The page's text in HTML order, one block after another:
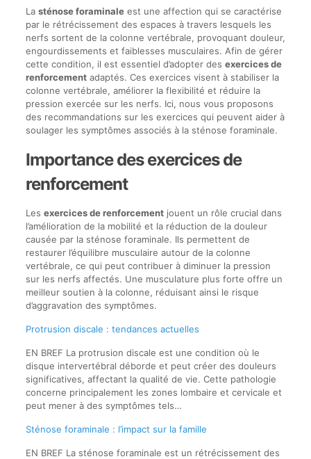
La sténose foraminaleest une affection qui se caractérise
par le rétrécissement des espaces à travers lesquels les
nerfs sortent de la colonne vertébrale, provoquant douleur,
engourdissements et faiblesses musculaires. Afin de gérer
cette condition, il est essentiel d’adopter des exercices de
renforcementadaptés. Ces exercices visent à stabiliser la
colonne vertébrale, améliorer la flexibilité et réduire la
pression exercée sur les nerfs. Ici, nous vous proposons
des recommandations sur les exercices qui peuvent aider à
soulager les symptômes associés à la sténose foraminale.
Importance des exercices de
renforcement
Les exercices de renforcementjouent un rôle crucial dans
l’amélioration de la mobilité et la réduction de la douleur
causée par la sténose foraminale. Ils permettent de
restaurer l’équilibre musculaire autour de la colonne
vertébrale, ce qui peut contribuer à diminuer la pression
sur les nerfs affectés. Une musculature plus forte offre un
meilleur soutien à la colonne, réduisant ainsi le risque
d’aggravation des symptômes.
Protrusion discale : tendances actuelles
EN BREF La protrusion discale est une condition où le
disque intervertébral déborde et peut créer des douleurs
significatives, affectant la qualité de vie. Cette pathologie
concerne principalement les zones lombaire et cervicale et
peut mener à des symptômes tels…
Sténose foraminale : l’impact sur la famille
EN BREF La sténose foraminale est un rétrécissement des